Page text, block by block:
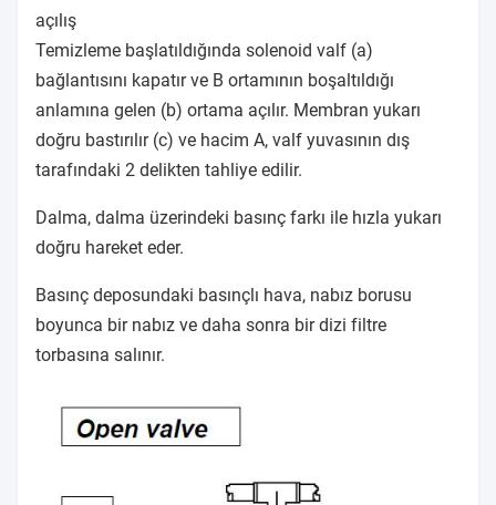
açılış
Temizleme başlatıldığında solenoid valf (a)
bağlantısını kapatır ve B ortamının boşaltıldığı
anlamına gelen (b) ortama açılır. Membran yukarı
doğru bastırılır (c) ve hacim A, valf yuvasının dış
tarafındaki 2 delikten tahliye edilir.
Dalma, dalma üzerindeki basınç farkı ile hızla yukarı
doğru hareket eder.
Basınç deposundaki basınçlı hava, nabız borusu
boyunca bir nabız ve daha sonra bir dizi filtre
torbasına salınır.